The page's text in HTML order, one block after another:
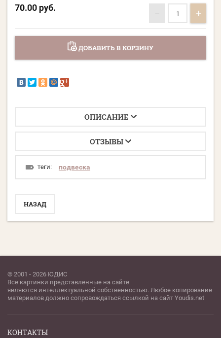
70.00 руб. − +
ДОБАВИТЬ В КОРЗИНУ
ОПИСАНИЕ
ОТЗЫВЫ
теги: подвеска
НАЗАД
© 2001 - 2026 ЮДИС
Все картинки представленные на сайте
являются интеллектуальной собственностью. Любое копирование
материалов должно сопровождаться ссылкой на сайт Youdis.net
КОНТАКТЫ